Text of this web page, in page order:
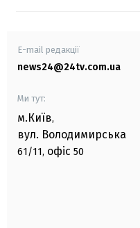
E-mail редакції
news24@24tv.com.ua
Ми тут:
м.Київ,
вул. Володимирська
61/11, офіс 50